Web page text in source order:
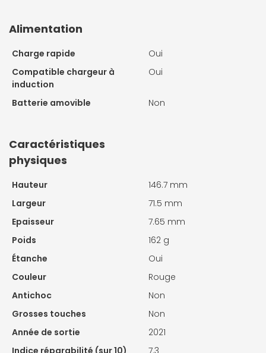
Alimentation
Charge rapide
Oui
Compatible chargeur à
induction
Oui
Batterie amovible Non
Caractéristiques
physiques
Hauteur
146.7 mm
Largeur
71.5 mm
Epaisseur
7.65 mm
Poids
162 g
Étanche
Oui
Couleur
Rouge
Antichoc
Non
Grosses touches
Non
Année de sortie
2021